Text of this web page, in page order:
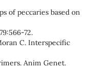
of peccaries based on
72.
C. Interspecific
Anim Genet.